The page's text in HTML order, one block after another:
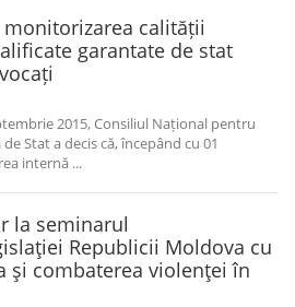
calității
garantate de stat
2015, Consiliul Național pentru
Stat a decis că, începând cu 01
internă ...
la seminarul
Republicii Moldova cu
şi combaterea violenţei în